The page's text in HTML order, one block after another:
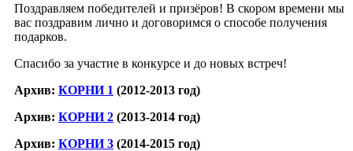
Поздравляем победителей и призёров! В скором времени мы
вас поздравим лично и договоримся о способе получения
подарков.
Спасибо за участие в конкурсе и до новых встреч!
Архив: КОРНИ 1 (2012-2013 год)
Архив: КОРНИ 2 (2013-2014 год)
Архив: КОРНИ 3 (2014-2015 год)